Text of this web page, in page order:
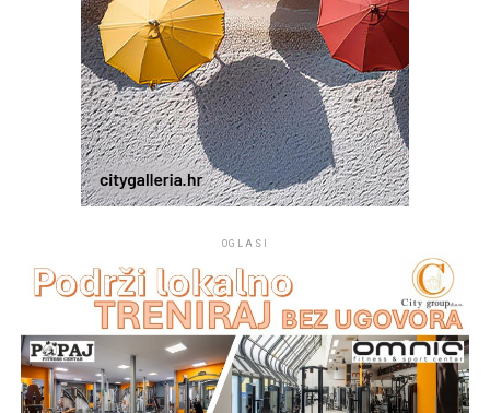
Na mjestu crkvice Gospe od Sniga pomorci su 1514.
godine pronašli sliku Gospe od Sniga te je u njenu čast i
spomen podignuta crkva koja je od tada mjesto vjere,
pouzdanja i izraz ljubavi prema nebeskoj Majci.
OGLASI